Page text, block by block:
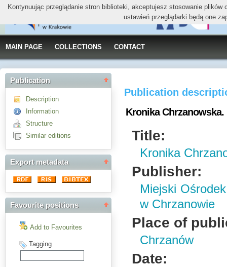
MAIN PAGE COLLECTIONS CONTACT
Publication
Description
Information
Structure
Similar editions
Export metadata
Favourite positions
Add to Favourites
Tagging
Publication
Kronika Chrzanowska.
Title:
Kronika
Publisher:
Miejski
w Chrzanowie
Place of
Chrzanów
Date:
Kontynuując przeglądanie stron biblioteki, akceptujesz stosowanie
ustawień przeglądarki będą one